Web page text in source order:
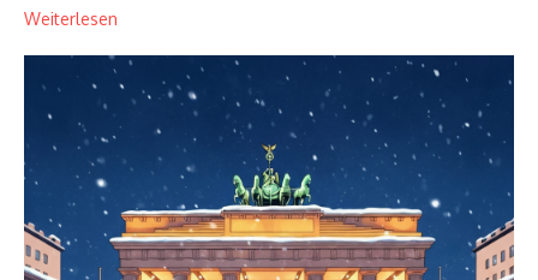
Weiterlesen